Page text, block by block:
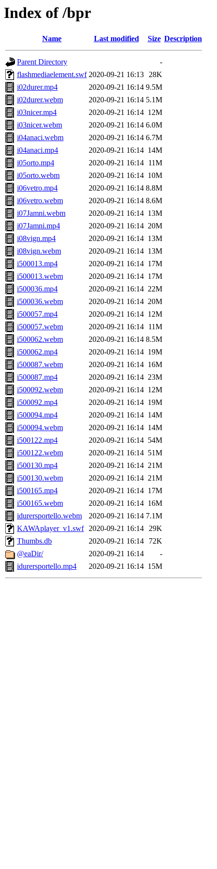
Index of /bpr
Name Last modified Size Description
Parent Directory
-
flashmediaelement.swf 2020-09-21 16:13 28K
i02durer.mp4
2020-09-21 16:14 9.5M
i02durer.webm
2020-09-21 16:14 5.1M
i03nicer.mp4
2020-09-21 16:14 12M
i03nicer.webm
2020-09-21 16:14 6.0M
i04anaci.webm
2020-09-21 16:14 6.7M
i04anaci.mp4
2020-09-21 16:14 14M
i05orto.mp4
2020-09-21 16:14 11M
i05orto.webm
2020-09-21 16:14 10M
i06vetro.mp4
2020-09-21 16:14 8.8M
i06vetro.webm
2020-09-21 16:14 8.6M
i07Jamni.webm
2020-09-21 16:14 13M
i07Jamni.mp4
2020-09-21 16:14 20M
i08vign.mp4
2020-09-21 16:14 13M
i08vign.webm
2020-09-21 16:14 13M
i500013.mp4
2020-09-21 16:14 17M
i500013.webm
2020-09-21 16:14 17M
i500036.mp4
2020-09-21 16:14 22M
i500036.webm
2020-09-21 16:14 20M
i500057.mp4
2020-09-21 16:14 12M
i500057.webm
2020-09-21 16:14 11M
i500062.webm
2020-09-21 16:14 8.5M
i500062.mp4
2020-09-21 16:14 19M
i500087.webm
2020-09-21 16:14 16M
i500087.mp4
2020-09-21 16:14 23M
i500092.webm
2020-09-21 16:14 12M
i500092.mp4
2020-09-21 16:14 19M
i500094.mp4
2020-09-21 16:14 14M
i500094.webm
2020-09-21 16:14 14M
i500122.mp4
2020-09-21 16:14 54M
i500122.webm
2020-09-21 16:14 51M
i500130.mp4
2020-09-21 16:14 21M
i500130.webm
2020-09-21 16:14 21M
i500165.mp4
2020-09-21 16:14 17M
i500165.webm
2020-09-21 16:14 16M
idurersportello.webm
2020-09-21 16:14 7.1M
KAWAplayer_v1.swf 2020-09-21 16:14 29K
Thumbs.db
2020-09-21 16:14
72K
@eaDir/
2020-09-21 16:14
-
idurersportello.mp4
2020-09-21 16:14 15M